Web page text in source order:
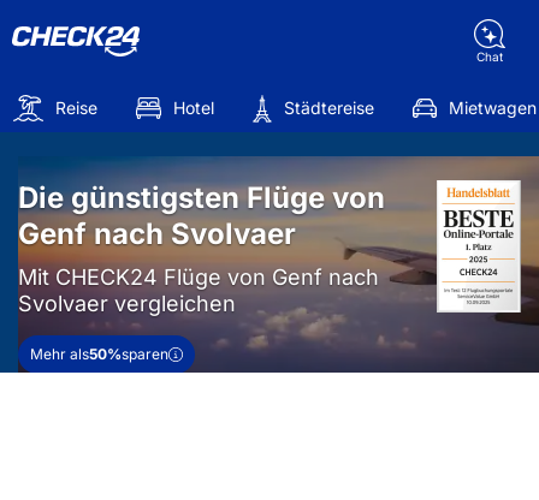
Chat
Reise Hotel Städtereise Mietwagen
Die günstigsten Flüge von
Genf nach Svolvaer
Mit CHECK24 Flüge von Genf nach
Svolvaer vergleichen
Mehr als50%sparen